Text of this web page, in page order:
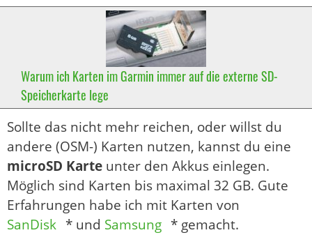
Warum ich Karten im Garmin immer auf die externe SD-
Speicherkarte lege
Sollte das nicht mehr reichen, oder willst du
andere (OSM-) Karten nutzen, kannst du eine
microSD Karte unter den Akkus einlegen.
Möglich sind Karten bis maximal 32 GB. Gute
Erfahrungen habe ich mit Karten von
SanDisk * und Samsung * gemacht.